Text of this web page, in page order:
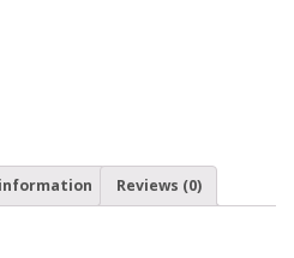
Reviews (0)